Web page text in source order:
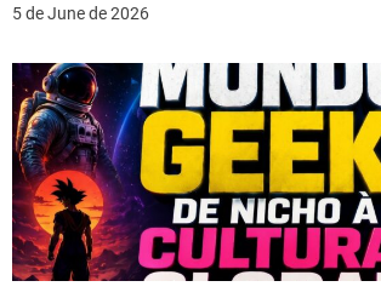
5 de June de 2026